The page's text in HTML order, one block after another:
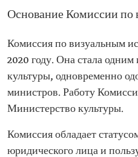
Основание Комиссии по
Комиссия по визуальным
2020 году. Она стала одним
культуры, одновременно
министров. Работу
Министерство культуры.
Комиссия обладает
юридического лица и